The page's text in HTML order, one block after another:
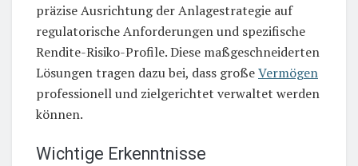
präzise Ausrichtung der Anlagestrategie auf
regulatorische Anforderungen und spezifische
Rendite-Risiko-Profile. Diese maßgeschneiderten
Lösungen tragen dazu bei, dass großeVermögen
professionell und zielgerichtet verwaltet werden
können.
Wichtige Erkenntnisse